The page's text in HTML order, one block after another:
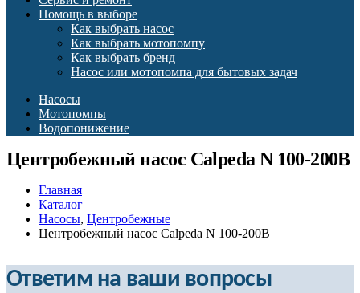
Помощь в выборе
Как выбрать насос
Как выбрать мотопомпу
Как выбрать бренд
Насос или мотопомпа для бытовых задач
Насосы
Мотопомпы
Водопонижение
Центробежный насос Calpeda N 100-200B
Главная
Каталог
Насосы, Центробежные
Центробежный насос Calpeda N 100-200B
Ответим на ваши вопросы